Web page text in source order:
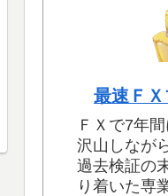
最速Ｆ
ＦＸで7年
沢山しなが
過去検証の
り着いた専